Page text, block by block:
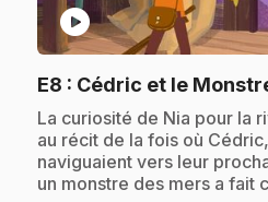
play_circle
E8 : Cédric et le
.La curiosité de Nia pour la
au récit de la fois où
naviguaient vers leur
un monstre des mers a fait